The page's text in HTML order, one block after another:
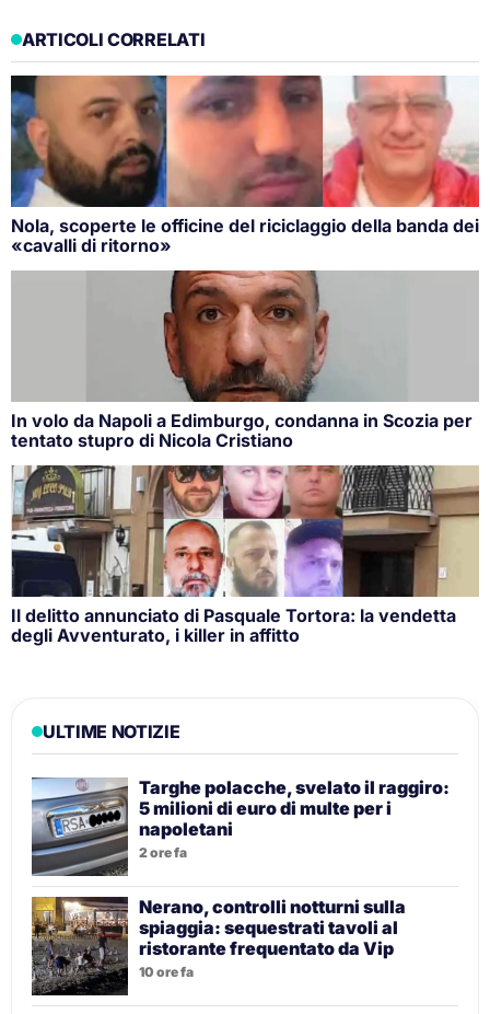
ARTICOLI CORRELATI
Nola, scoperte le officine del riciclaggio della banda dei
«cavalli di ritorno»
In volo da Napoli a Edimburgo, condanna in Scozia per
tentato stupro di Nicola Cristiano
Il delitto annunciato di Pasquale Tortora: la vendetta
degli Avventurato, i killer in affitto
ULTIME NOTIZIE
Targhe polacche, svelato il raggiro:
5 milioni di euro di multe per i
napoletani
2 ore fa
Nerano, controlli notturni sulla
spiaggia: sequestrati tavoli al
ristorante frequentato da Vip
10 ore fa